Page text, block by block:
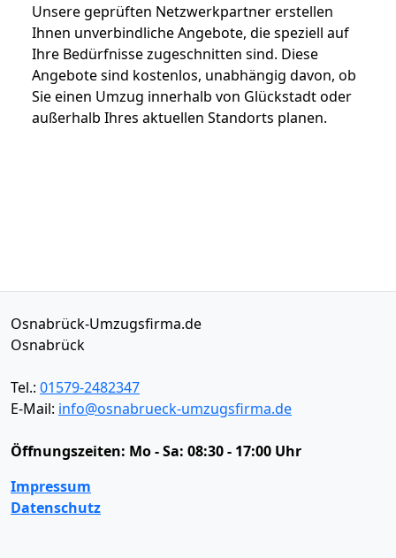
Unsere geprüften Netzwerkpartner erstellen
Ihnen unverbindliche Angebote, die speziell auf
Ihre Bedürfnisse zugeschnitten sind. Diese
Angebote sind kostenlos, unabhängig davon, ob
Sie einen Umzug innerhalb von Glückstadt oder
außerhalb Ihres aktuellen Standorts planen.
Osnabrück-Umzugsfirma.de
Osnabrück
Tel.: 01579-2482347
E-Mail: info@osnabrueck-umzugsfirma.de
Öffnungszeiten: Mo - Sa: 08:30 - 17:00 Uhr
Impressum
Datenschutz